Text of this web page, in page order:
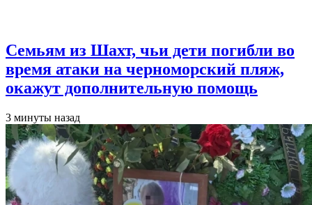
Семьям из Шахт, чьи дети погибли во
время атаки на черноморский пляж,
окажут дополнительную помощь
3 минуты назад